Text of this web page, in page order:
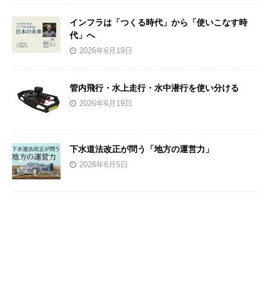
インフラは「つくる時代」から「使いこなす時
代」へ
2026年6月19日
管内飛行・水上走行・水中潜行を使い分ける
2026年6月19日
下水道法改正が問う「地方の運営力」
2026年6月5日